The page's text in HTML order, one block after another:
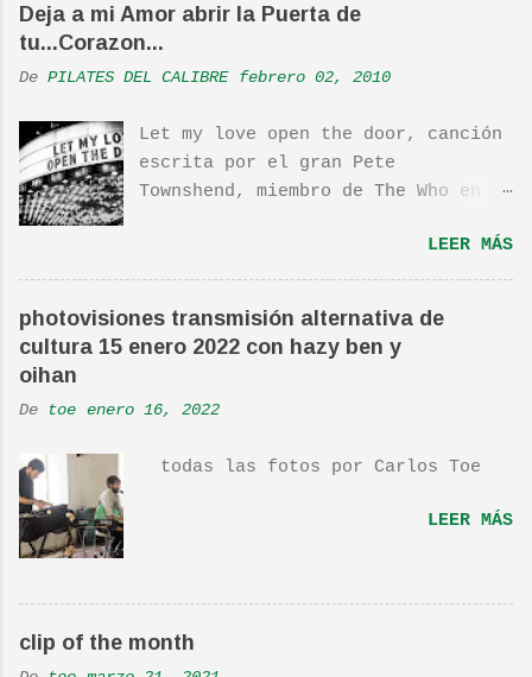
o
s
Deja a mi Amor abrir la Puerta de
tu...Corazon...
De PILATES DEL CALIBRE febrero 02, 2010
Let my love open the door, canción
escrita por el gran Pete
Townshend, miembro de The Who en
Glass, del mismo año, y que llego
a estar en el top 10. La cancion
es deliciosa de por si, de hecho
ha sido versionada cienes y cienes
de veces. Aquí os dejo el vídeo de
ver una estupenda película llamada
por TOE hace unos posts.Yo también
os la recomiendo. En una escena de
magnifica Per-Versión de este tema
LEER MÁS
photovisiones transmisión alternativa de
cultura 15 enero 2022 con hazy ben y
oihan
De toe enero 16, 2022
todas las fotos por Carlos Toe
LEER MÁS
clip of the month